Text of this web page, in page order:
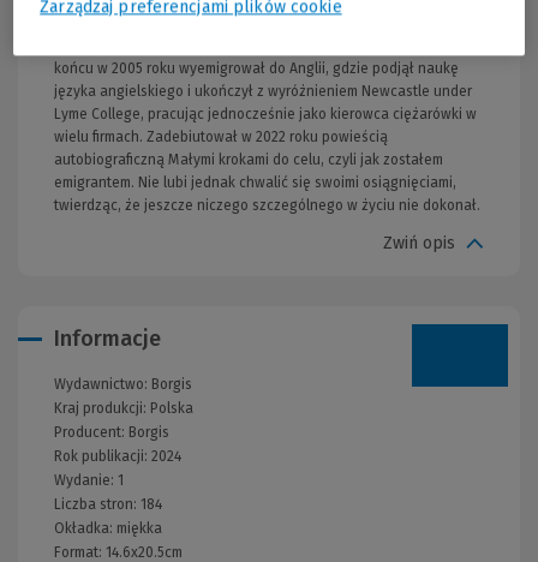
końcu w 2005 roku wyemigrował do Anglii, gdzie podjął naukę
języka angielskiego i ukończył z wyróżnieniem Newcastle under
Lyme College, pracując jednocześnie jako kierowca ciężarówki w
wielu firmach. Zadebiutował w 2022 roku powieścią
autobiograficzną Małymi krokami do celu, czyli jak zostałem
emigrantem. Nie lubi jednak chwalić się swoimi osiągnięciami,
twierdząc, że jeszcze niczego szczególnego w życiu nie dokonał.
Zwiń opis
Informacje
Wydawnictwo: Borgis
Kraj produkcji: Polska
Producent: Borgis
Rok publikacji: 2024
Wydanie: 1
Liczba stron: 184
Okładka: miękka
Format: 14.6x20.5cm
Zarządzaj preferencjami plików cookie